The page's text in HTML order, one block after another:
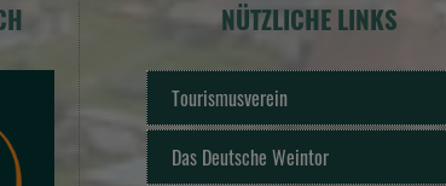
NÜTZLICHE LINKS
Tourismusverein
Das Deutsche Weintor